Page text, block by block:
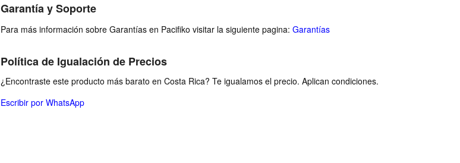
Garantía y Soporte
Para más información sobre Garantías en Pacifiko visitar la siguiente pagina: Garantías
Política de Igualación de Precios
¿Encontraste este producto más barato en Costa Rica? Te igualamos el precio. Aplican condiciones.
Escribir por WhatsApp